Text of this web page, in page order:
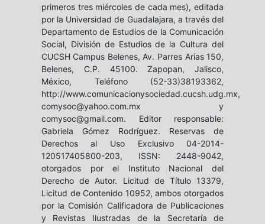
primeros tres miércoles de cada mes), editada
por la Universidad de Guadalajara, a través del
Departamento de Estudios de la Comunicación
Social, División de Estudios de la Cultura del
CUCSH Campus Belenes, Av. Parres Arias 150,
Belenes, C.P. 45100. Zapopan, Jalisco,
México, Teléfono (52-33)38193362,
http://www.comunicacionysociedad.cucsh.udg.mx,
comysoc@yahoo.com.mx y
comysoc@gmail.com. Editor responsable:
Gabriela Gómez Rodríguez. Reservas de
Derechos al Uso Exclusivo 04-2014-
120517405800-203, ISSN: 2448-9042,
otorgados por el Instituto Nacional del
Derecho de Autor. Licitud de Título 13379,
Licitud de Contenido 10952, ambos otorgados
por la Comisión Calificadora de Publicaciones
y Revistas Ilustradas de la Secretaría de